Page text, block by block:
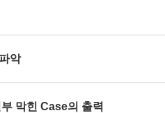
악
막힌 Case의 출력